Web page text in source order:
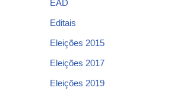
EAD
Editais
Eleições 2015
Eleições 2017
Eleições 2019